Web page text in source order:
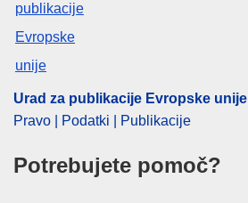
Urad za publikacije Evropske unije
Pravo | Podatki | Publikacije
Potrebujete pomoč?